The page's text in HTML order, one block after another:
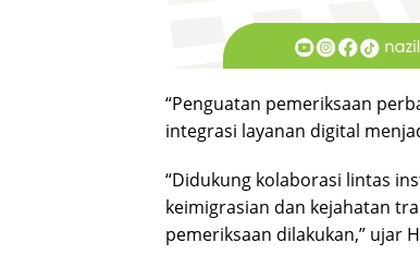
“Penguatan pemeriksaan
integrasi layanan digital
“Didukung kolaborasi lintas
keimigrasian dan kejahatan
pemeriksaan dilakukan,” ujar